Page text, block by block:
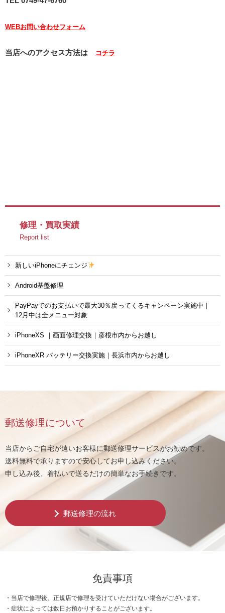
WEBお問い合わせフォーム
当店へのアクセス方法は コチラ
修理・買取実績
Report list
新しいiPhoneにチェンジ
Android基盤修理
PayPayでのお支払いで最大30％戻ってくるキャンペーン実施中｜
12月中は全メニュー対象
iPhoneXS ｜画面修理交換｜彦根市内からお越し
iPhoneXR バッテリー交換実施｜長浜市内からお越し
郵送修理について
当店からご自宅が遠いお客様に郵送修理サービスがお勧めです。
送料無料で承りますので安心してお申し込みください。
申し込み後、着払いで送るだけの簡単なお手続きです。
郵送修理の流れ
免責事項
・当店で修理後、正規店で修理を受けていただけない場合がございます。
・症状によっては数日お預かりすることがございます。